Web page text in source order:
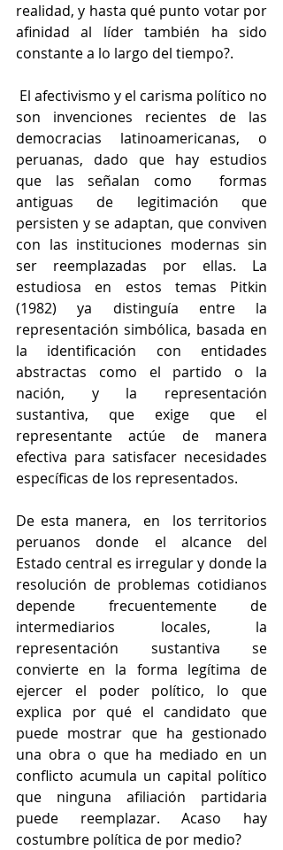
realidad, y hasta qué punto votar por
afinidad al líder también ha sido
constante a lo largo del tiempo?.
El afectivismo y el carisma político no
son invenciones recientes de las
democracias latinoamericanas, o
peruanas, dado que hay estudios
que las señalan como  formas
antiguas de legitimación que
persisten y se adaptan, que conviven
con las instituciones modernas sin
ser reemplazadas por ellas. La
estudiosa en estos temas Pitkin
(1982) ya distinguía entre la
representación simbólica, basada en
la identificación con entidades
abstractas como el partido o la
nación, y la representación
sustantiva, que exige que el
representante actúe de manera
efectiva para satisfacer necesidades
específicas de los representados.
De esta manera,  en  los territorios
peruanos donde el alcance del
Estado central es irregular y donde la
resolución de problemas cotidianos
depende frecuentemente de
intermediarios locales, la
representación sustantiva se
convierte en la forma legítima de
ejercer el poder político, lo que
explica por qué el candidato que
puede mostrar que ha gestionado
una obra o que ha mediado en un
conflicto acumula un capital político
que ninguna afiliación partidaria
puede reemplazar. Acaso hay
costumbre política de por medio?